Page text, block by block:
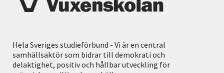
Hela Sveriges studieförbund - Vi är en central
samhällsaktör som bidrar till demokrati och
delaktighet, positiv och hållbar utveckling för